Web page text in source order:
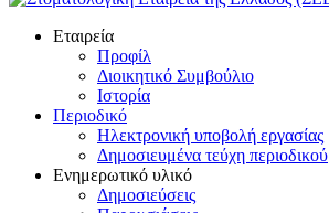
Εταιρεία
Προφίλ
Διοικητικό Συμβούλιο
Ιστορία
Περιοδικό
Ηλεκτρονική υποβολή εργασίας
Δημοσιευμένα τεύχη περιοδικού
Ενημερωτικό υλικό
Δημοσιεύσεις